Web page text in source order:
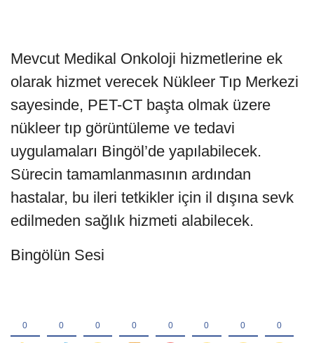
Mevcut Medikal Onkoloji hizmetlerine ek
olarak hizmet verecek Nükleer Tıp Merkezi
sayesinde, PET-CT başta olmak üzere
nükleer tıp görüntüleme ve tedavi
uygulamaları Bingöl’de yapılabilecek.
Sürecin tamamlanmasının ardından
hastalar, bu ileri tetkikler için il dışına sevk
edilmeden sağlık hizmeti alabilecek.
Bingölün Sesi